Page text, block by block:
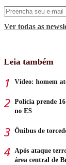
Ver todas as
Leia também
Vídeo: homem
Polícia prende
no ES
Ônibus de
Após ataque
área central de